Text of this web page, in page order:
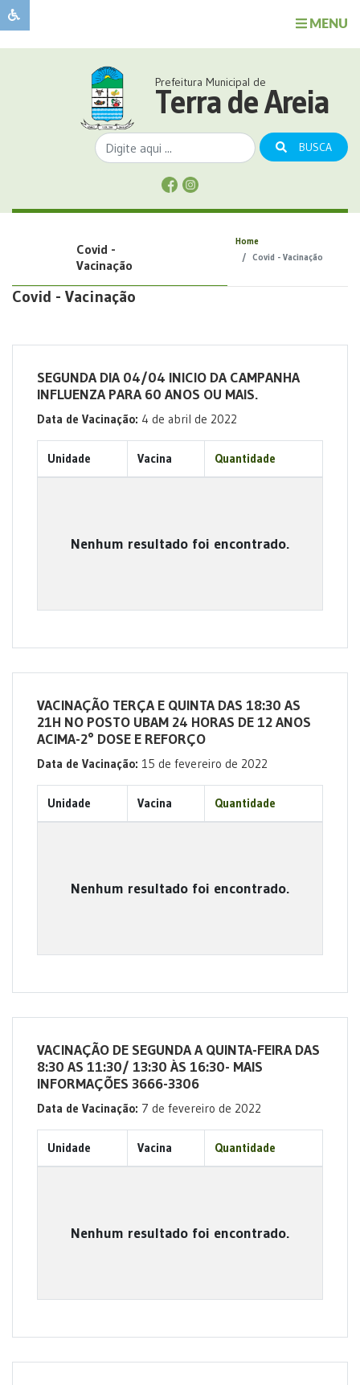
MENU
Sobre
Sobre
Prefeitura Municipal de
Terra de Areia
BUSCA
Covid -
Vacinação
Home
Covid - Vacinação
Covid - Vacinação
SEGUNDA DIA 04/04 INICIO DA CAMPANHA
INFLUENZA PARA 60 ANOS OU MAIS.
Data de Vacinação: 4 de abril de 2022
Unidade Vacina Quantidade
Nenhum resultado foi encontrado.
VACINAÇÃO TERÇA E QUINTA DAS 18:30 AS
21H NO POSTO UBAM 24 HORAS DE 12 ANOS
ACIMA-2° DOSE E REFORÇO
Data de Vacinação: 15 de fevereiro de 2022
Unidade Vacina Quantidade
Nenhum resultado foi encontrado.
VACINAÇÃO DE SEGUNDA A QUINTA-FEIRA DAS
8:30 AS 11:30/ 13:30 ÀS 16:30- MAIS
INFORMAÇÕES 3666-3306
Data de Vacinação: 7 de fevereiro de 2022
Unidade Vacina Quantidade
Nenhum resultado foi encontrado.